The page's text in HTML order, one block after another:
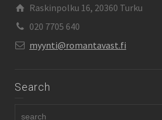
Raskinpolku 16, 20360 Turku
020 7705 640
myynti@romantavast.fi
Search